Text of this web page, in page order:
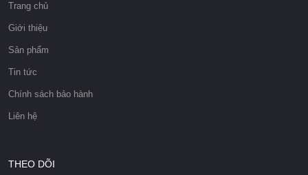
Trang chủ
Giới thiệu
Sản phẩm
Tin tức
Chính sách bảo hành
Liên hệ
THEO DÕI